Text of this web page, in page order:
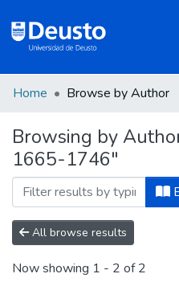
All of DSpace
Home Browse by Author
Browsing by
1665-1746"
All browse results
Now showing 1 - 2 of 2